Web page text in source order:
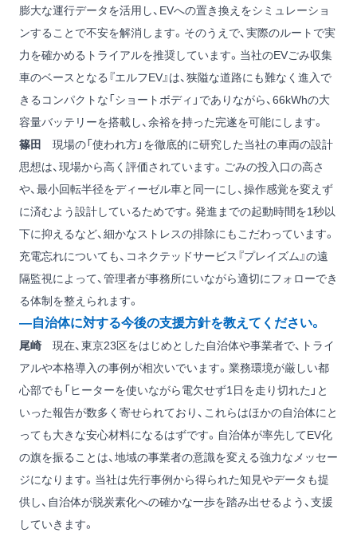
膨大な運行データを活用し、EVへの置き換えをシミュレーショ
ンすることで不安を解消します。そのうえで、実際のルートで実
力を確かめるトライアルを推奨しています。当社のEVごみ収集
車のベースとなる『エルフEV』は、狭隘な道路にも難なく進入で
きるコンパクトな「ショートボディ」でありながら、66kWhの大
容量バッテリーを搭載し、余裕を持った完遂を可能にします。
篠田 現場の「使われ方」を徹底的に研究した当社の車両の設計
思想は、現場から高く評価されています。ごみの投入口の高さ
や、最小回転半径をディーゼル車と同一にし、操作感覚を変えず
に済むよう設計しているためです。発進までの起動時間を1秒以
下に抑えるなど、細かなストレスの排除にもこだわっています。
充電忘れについても、コネクテッドサービス『プレイズム』の遠
隔監視によって、管理者が事務所にいながら適切にフォローでき
る体制を整えられます。
―自治体に対する今後の支援方針を教えてください。
尾崎 現在、東京23区をはじめとした自治体や事業者で、トライ
アルや本格導入の事例が相次いでいます。業務環境が厳しい都
心部でも「ヒーターを使いながら電欠せず1日を走り切れた」と
いった報告が数多く寄せられており、これらはほかの自治体にと
っても大きな安心材料になるはずです。自治体が率先してEV化
の旗を振ることは、地域の事業者の意識を変える強力なメッセー
ジになります。当社は先行事例から得られた知見やデータも提
供し、自治体が脱炭素化への確かな一歩を踏み出せるよう、支援
していきます。